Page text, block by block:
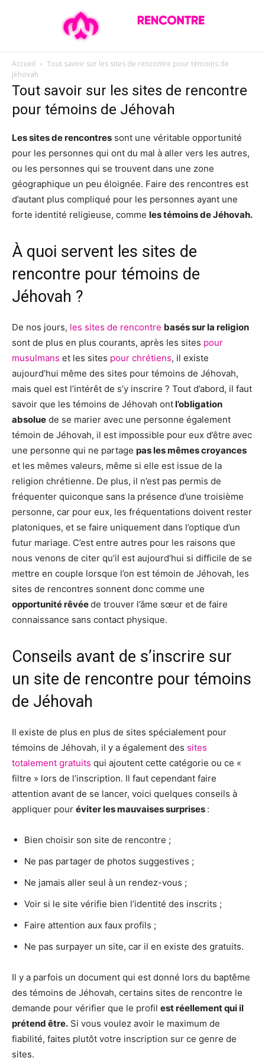
Accueil
Tout savoir sur les sites de rencontre pour témoins de
Jéhovah
Tout savoir sur les sites de rencontre
pour témoins de Jéhovah
Les sites de rencontres sont une véritable opportunité
pour les personnes qui ont du mal à aller vers les autres,
ou les personnes qui se trouvent dans une zone
géographique un peu éloignée. Faire des rencontres est
d’autant plus compliqué pour les personnes ayant une
forte identité religieuse, comme les témoins de Jéhovah.
À quoi servent les sites de
rencontre pour témoins de
Jéhovah ?
De nos jours, les sites de rencontre basés sur la religion
sont de plus en plus courants, après les sites pour
musulmans et les sites pour chrétiens, il existe
aujourd’hui même des sites pour témoins de Jéhovah,
mais quel est l’intérêt de s’y inscrire ? Tout d’abord, il faut
savoir que les témoins de Jéhovah ontl’obligation
absolue de se marier avec une personne également
témoin de Jéhovah, il est impossible pour eux d’être avec
une personne qui ne partage pas les mêmes croyances
et les mêmes valeurs, même si elle est issue de la
religion chrétienne. De plus, il n’est pas permis de
fréquenter quiconque sans la présence d’une troisième
personne, car pour eux, les fréquentations doivent rester
platoniques, et se faire uniquement dans l’optique d’un
futur mariage. C’est entre autres pour les raisons que
nous venons de citer qu’il est aujourd’hui si difficile de se
mettre en couple lorsque l’on est témoin de Jéhovah, les
sites de rencontres sonnent donc comme une
opportunité rêvéede trouver l’âme sœur et de faire
connaissance sans contact physique.
Conseils avant de s’inscrire sur
un site de rencontre pour témoins
de Jéhovah
Il existe de plus en plus de sites spécialement pour
témoins de Jéhovah, il y a également des sites
totalement gratuits qui ajoutent cette catégorie ou ce «
filtre » lors de l’inscription. Il faut cependant faire
attention avant de se lancer, voici quelques conseils à
appliquer pour éviter les mauvaises surprises :
Bien choisir son site de rencontre ;
Ne pas partager de photos suggestives ;
Ne jamais aller seul à un rendez-vous ;
Voir si le site vérifie bien l’identité des inscrits ;
Faire attention aux faux profils ;
Ne pas surpayer un site, car il en existe des gratuits.
Il y a parfois un document qui est donné lors du baptême
des témoins de Jéhovah, certains sites de rencontre le
demande pour vérifier que le profil est réellement qui il
prétend être. Si vous voulez avoir le maximum de
fiabilité, faites plutôt votre inscription sur ce genre de
sites.